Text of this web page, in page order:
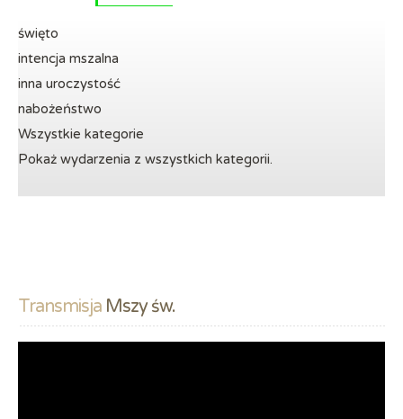
święto
intencja mszalna
inna uroczystość
nabożeństwo
Wszystkie kategorie
Pokaż wydarzenia z wszystkich kategorii.
Transmisja Mszy św.